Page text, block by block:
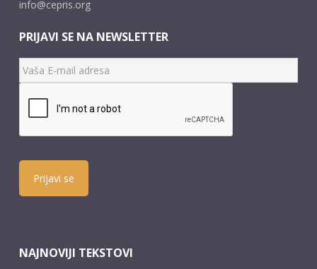
info@cepris.org
PRIJAVI SE NA NEWSLETTER
Prijavi se
NAJNOVIJI TEKSTOVI